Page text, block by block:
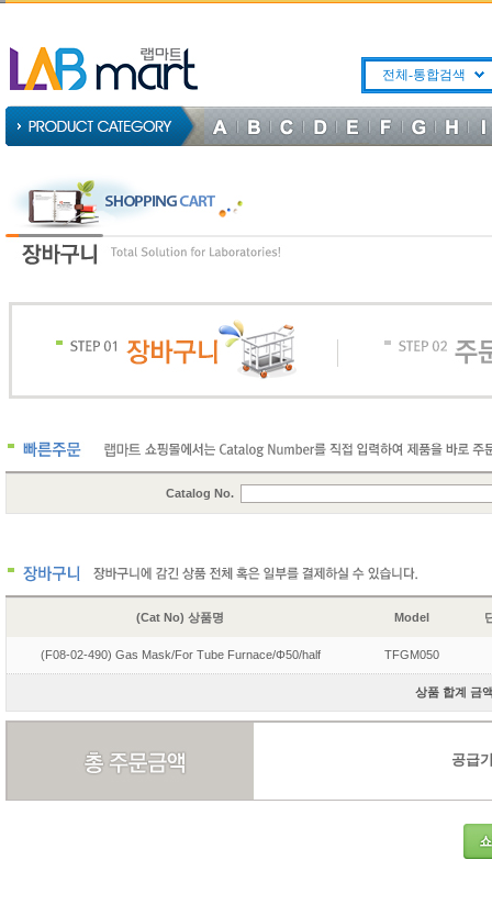
전체-통합검색
Catalog No.
(Cat No) 상품명 Model
(F08-02-490) Gas Mask/For Tube Furnace/Φ50/half TFGM050
상품 합계 금
공급